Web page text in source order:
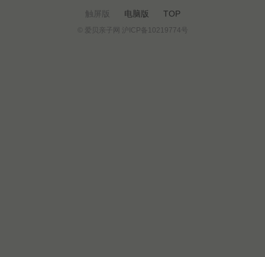
触屏版 电脑版 TOP
© 爱贝亲子网 沪ICP备10219774号